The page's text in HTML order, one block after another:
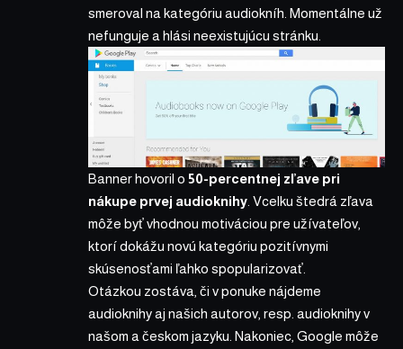
smeroval na kategóriu audiokníh. Momentálne už
nefunguje a hlási neexistujúcu stránku.
Banner hovoril o 50-percentnej zľave pri
nákupe prvej audioknihy . Vcelku štedrá zľava
môže byť vhodnou motiváciou pre užívateľov,
ktorí dokážu novú kategóriu pozitívnymi
skúsenosťami ľahko spopularizovať.
Otázkou zostáva, či v ponuke nájdeme
audioknihy aj našich autorov, resp. audioknihy v
našom a českom jazyku. Nakoniec, Google môže